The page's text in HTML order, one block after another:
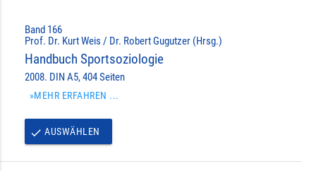
Band 166
Prof. Dr. Kurt Weis / Dr. Robert Gugutzer (Hrsg.)
Handbuch Sportsoziologie
2008. DIN A5, 404 Seiten
»MEHR ERFAHREN ...
done AUSWÄHLEN